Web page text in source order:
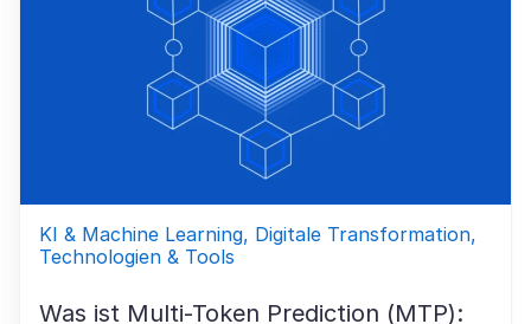
KI & Machine Learning, Digitale Transformation,
Technologien & Tools
Was ist Multi-Token Prediction (MTP):